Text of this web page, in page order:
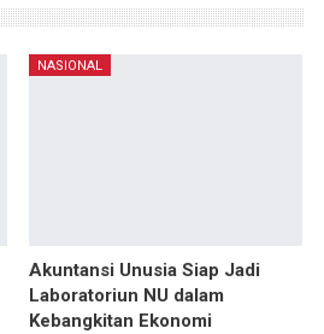
NASIONAL
Akuntansi Unusia Siap Jadi
Laboratoriun NU dalam
Kebangkitan Ekonomi